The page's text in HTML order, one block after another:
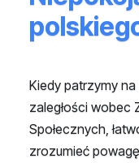
Kiedy patrzymy
zaległości wobec
Społecznych,
zrozumieć